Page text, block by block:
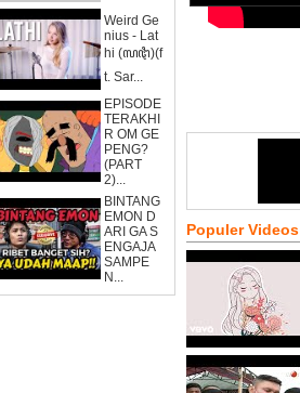
Weird Ge
nius - Lat
hi (ꦭꦛꦶ)(f
t. Sar...
EPISODE
TERAKHI
R OM GE
PENG?
(PART
2)...
BINTANG
EMON D
ARI GA S
ENGAJA
SAMPE
N...
Populer Videos